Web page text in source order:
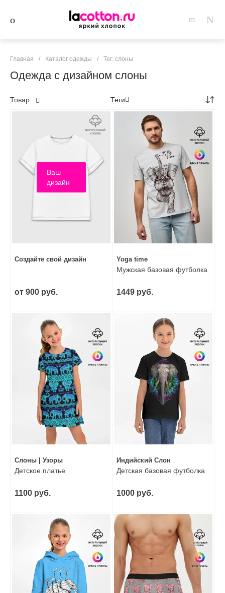
Главная / Каталог одежды / Тег: слоны
Одежда с дизайном слоны
Товар Теги
Ваш
дизайн
Создайте свой дизайн
от 900 руб.
Yoga time
Мужская базовая футболка
1449 руб.
Слоны | Узоры
Детское платье
1100 руб.
Индийский Слон
Детская базовая футболка
1000 руб.